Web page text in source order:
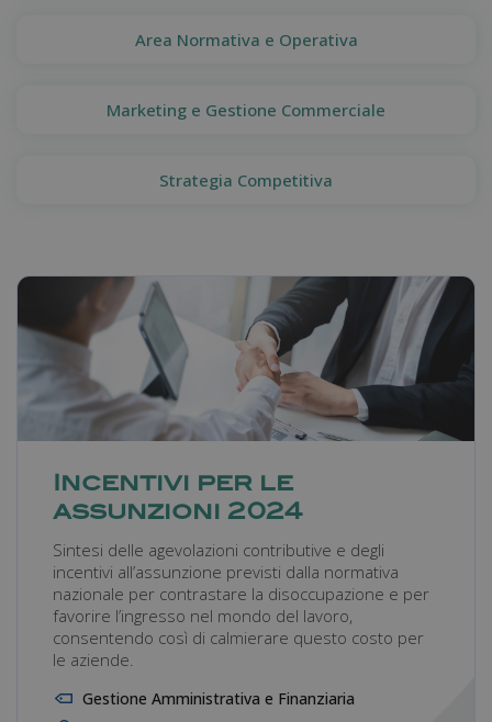
Area Normativa e Operativa
Marketing e Gestione Commerciale
Strategia Competitiva
Incentivi per le
assunzioni 2024
Sintesi delle agevolazioni contributive e degli
incentivi all’assunzione previsti dalla normativa
nazionale per contrastare la disoccupazione e per
favorire l’ingresso nel mondo del lavoro,
consentendo così di calmierare questo costo per
le aziende.
Gestione Amministrativa e Finanziaria